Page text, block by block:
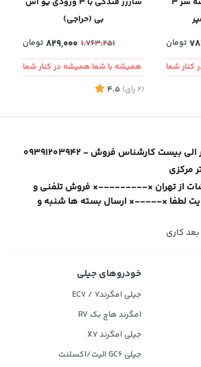
تومان
شما
بی (حراجی)
1,763,251
829,000 تومان
همیشه با شما همیشه در کنار شما
(2 رای)
4.5
دوازده ظهر الی بیست کارشناس فروش
مرکزی
از تهران ×---------× فروش تلفنی و
لطفا ×-----× ارسال بسته ها شنبه و
خودروهای جیلی
جیلی امگرند۷ / EC7
امگرند هاچ بک RV
جیلی امگرند X7
جیلی GC6 الیت/اکسلنت